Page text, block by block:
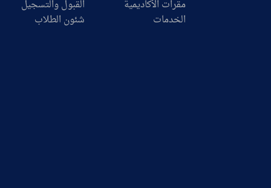
القبول والتسجيل
مقرات الأكاديمية
شئون الطلاب
الخدمات